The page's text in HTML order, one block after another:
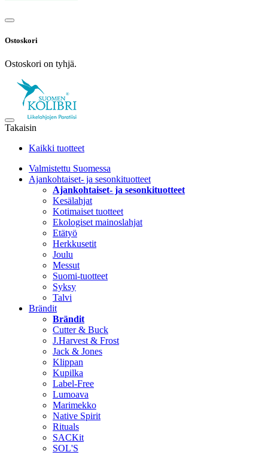
Ostoskori
Ostoskori on tyhjä.
Takaisin
Kaikki tuotteet
Valmistettu Suomessa
Ajankohtaiset- ja sesonkituotteet
Ajankohtaiset- ja sesonkituotteet
Kesälahjat
Kotimaiset tuotteet
Ekologiset mainoslahjat
Etätyö
Herkkusetit
Joulu
Messut
Suomi-tuotteet
Syksy
Talvi
Brändit
Brändit
Cutter & Buck
J.Harvest & Frost
Jack & Jones
Klippan
Kupilka
Label-Free
Lumoava
Marimekko
Native Spirit
Rituals
SACKit
SOL'S